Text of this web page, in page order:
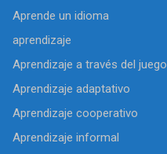
Aprende un idioma
aprendizaje
Aprendizaje a través del juego
Aprendizaje adaptativo
Aprendizaje cooperativo
Aprendizaje informal